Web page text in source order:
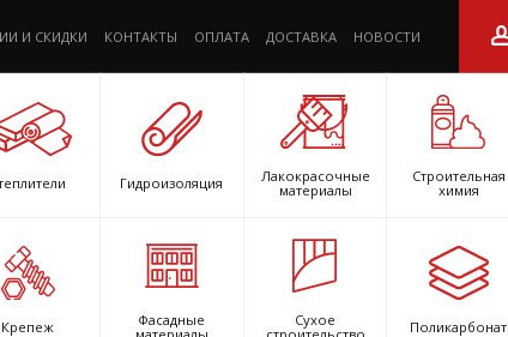
И СКИДКИ КОНТАКТЫ ОПЛАТА ДОСТАВКА НОВОСТИ
Гидроизоляция
Лакокрасочные
материалы
Строительная
химия
Крепеж
Фасадные
Сухое
Поликарбонат